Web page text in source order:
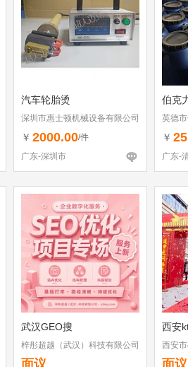
汽车轮胎烫
深圳市惠士顿机械设备有限公司
￥ 2000.00/件
广东-深圳市
伯克
英德
￥
广东-
武汉GEO搜
梓彤超越（武汉）科技有限公司
面议
西安
西安
面议